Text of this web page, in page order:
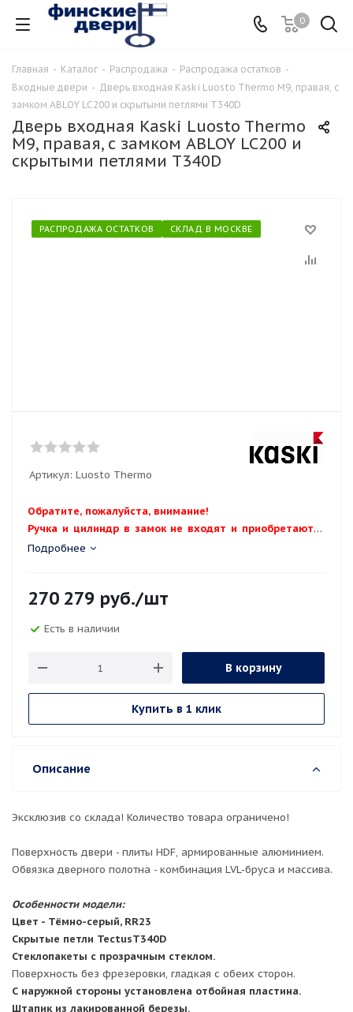
0
Главная - Каталог - Распродажа - Распродажа остатков -
Входные двери - Дверь входная Kaski Luosto Thermo М9, правая, с
замком ABLOY LC200 и скрытыми петлями T340D
Дверь входная Kaski Luosto Thermo
М9, правая, с замком ABLOY LC200 и
скрытыми петлями T340D
РАСПРОДАЖА ОСТАТКОВ СКЛАД В МОСКВЕ
Артикул: Luosto Thermo
Обратите, пожалуйста, внимание!
Ручка и цилиндр в замок не входят и приобретаются
отдельно.
Подробнее
270 279 руб./шт
Есть в наличии
В корзину
Купить в 1 клик
Описание
Эксклюзив со склада! Количество товара ограничено!
Поверхность двери - плиты HDF, армированные алюминием.
Обвязка дверного полотна - комбинация LVL-бруса и массива.
Особенности модели:
Цвет - Тёмно-серый, RR23
Скрытые петли TectusT340D
Стеклопакеты с прозрачным стеклом.
Поверхность без фрезеровки, гладкая с обеих сторон.
С наружной стороны установлена отбойная пластина.
Штапик из лакированной березы.